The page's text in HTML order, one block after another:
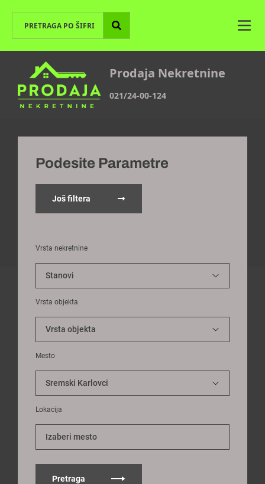
Prodaja Nekretnine
021/24-00-124
Podesite Parametre
Još filtera
Vrsta nekretnine
Vrsta objekta
Mesto
Lokacija
Izaberi mesto
Pretraga